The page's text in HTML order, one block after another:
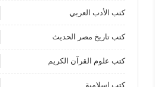
كتب الأدب العربي
كتب تاريخ مصر الحديث
كتب علوم القرآن الكريم
كتب إسلامية